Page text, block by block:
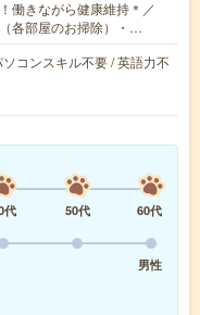
働きながら健康維持＊／
各部屋のお掃除）・…
コンスキル不要 / 英語力不
代 50代
60代
男性